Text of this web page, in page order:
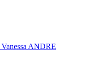
ANDRE